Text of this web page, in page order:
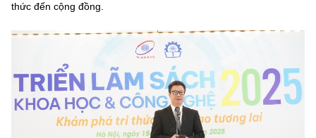
BỘ KHOA HỌC VÀ CÔNG NGHỆ
MINISTRY OF SCIENCE AND TECHNOLOGY
Điều khoản sử dụng Theo dõi MST: Góp ý
Cơ quan chủ quản: Bộ Khoa học và Công nghệ (MST)
thức đến cộng đồng.